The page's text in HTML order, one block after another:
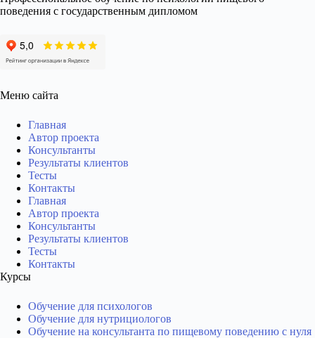
поведения с государственным дипломом
Меню сайта
Главная
Автор проекта
Консультанты
Результаты клиентов
Тесты
Контакты
Главная
Автор проекта
Консультанты
Результаты клиентов
Тесты
Контакты
Курсы
Обучение для психологов
Обучение для нутрициологов
Обучение на консультанта по пищевому поведению с нуля